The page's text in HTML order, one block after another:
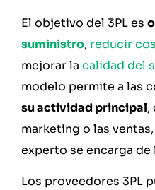
El objetivo del 3PL es
suministro, reducir
mejorar la calidad del
modelo permite a las
su actividad principal,
marketing o las
experto se encarga
Los proveedores 3PL